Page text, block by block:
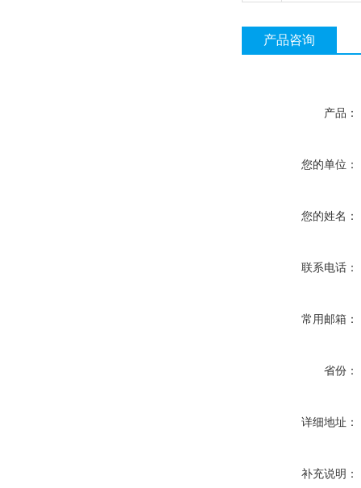
产品咨询
产品：
您的单位：
您的姓名：
联系电话：
常用邮箱：
省份：
详细地址：
补充说明：